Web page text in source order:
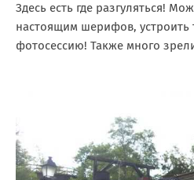
Здесь есть где разгуляться!
настоящим шерифов, устроить
фотосессию! Также много